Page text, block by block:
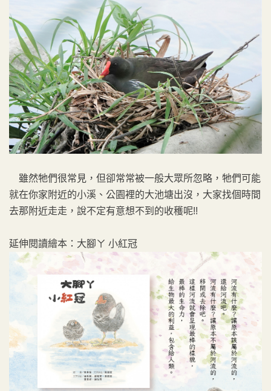
雖然牠們很常見，但卻常常被一般大眾所忽略，牠們可能
就在你家附近的小溪、公園裡的大池塘出沒，大家找個時間
去那附近走走，說不定有意想不到的收穫呢!!
延伸閱讀繪本：大腳ㄚ 小紅冠